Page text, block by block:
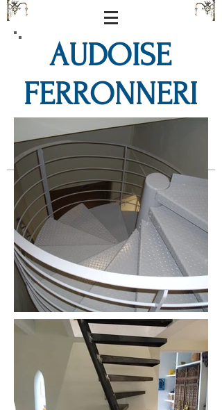
AUDOISE
FERRONNERI
E